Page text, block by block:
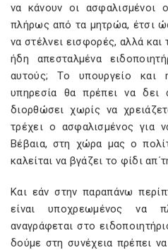
να κάνουν οι ασφαλισμένοι
πλήρως από τα μητρώα, έτσι
να στέλνει εισφορές, αλλά και
ήδη απεσταλμένα
αυτούς; Το υπουργείο και
υπηρεσία θα πρέπει να
διορθώσει χωρίς να
τρέχει ο ασφαλισμένος για
Βέβαια, στη χώρα μας ο
καλείται να βγάζει το φίδι
Και εάν στην παραπάνω
είναι υποχρεωμένος να
αναγράφεται στο
δούμε στη συνέχεια πρέπει